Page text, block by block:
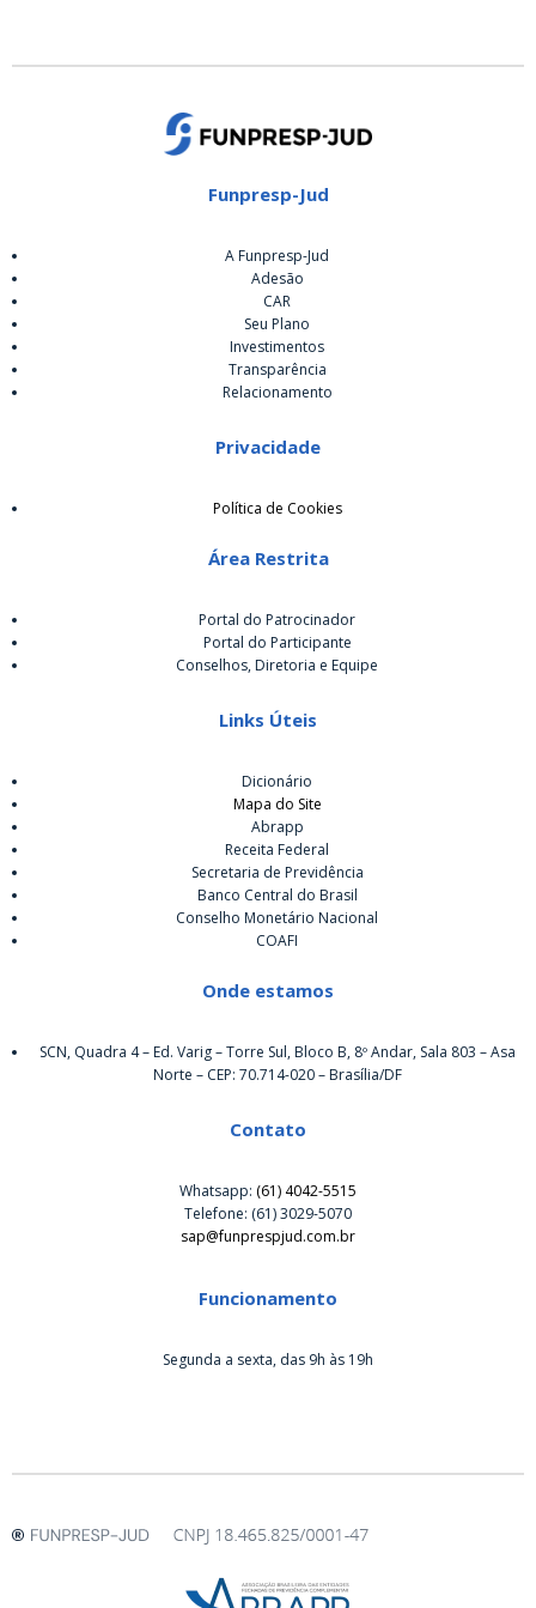
Funpresp-Jud
A Funpresp-Jud
Adesão
CAR
Seu Plano
Investimentos
Transparência
Relacionamento
Privacidade
Política de Cookies
Área Restrita
Portal do Patrocinador
Portal do Participante
Conselhos, Diretoria e Equipe
Links Úteis
Dicionário
Mapa do Site
Abrapp
Receita Federal
Secretaria de Previdência
Banco Central do Brasil
Conselho Monetário Nacional
COAFI
Onde estamos
SCN, Quadra 4 – Ed. Varig – Torre Sul, Bloco B, 8º Andar, Sala 803 – Asa
Norte – CEP: 70.714-020 – Brasília/DF
Contato
Whatsapp: (61) 4042-5515
Telefone: (61) 3029-5070
sap@funprespjud.com.br
Funcionamento
Segunda a sexta, das 9h às 19h